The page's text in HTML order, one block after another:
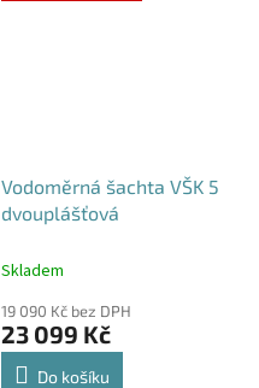
Vodoměrná šachta VŠK 5
dvouplášťová
Skladem
19 090 Kč bez DPH
23 099 Kč
Do košíku